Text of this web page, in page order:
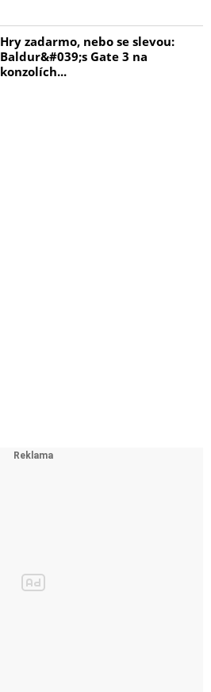
Hry zadarmo, nebo se slevou:
Baldur&#039;s Gate 3 na
konzolích...